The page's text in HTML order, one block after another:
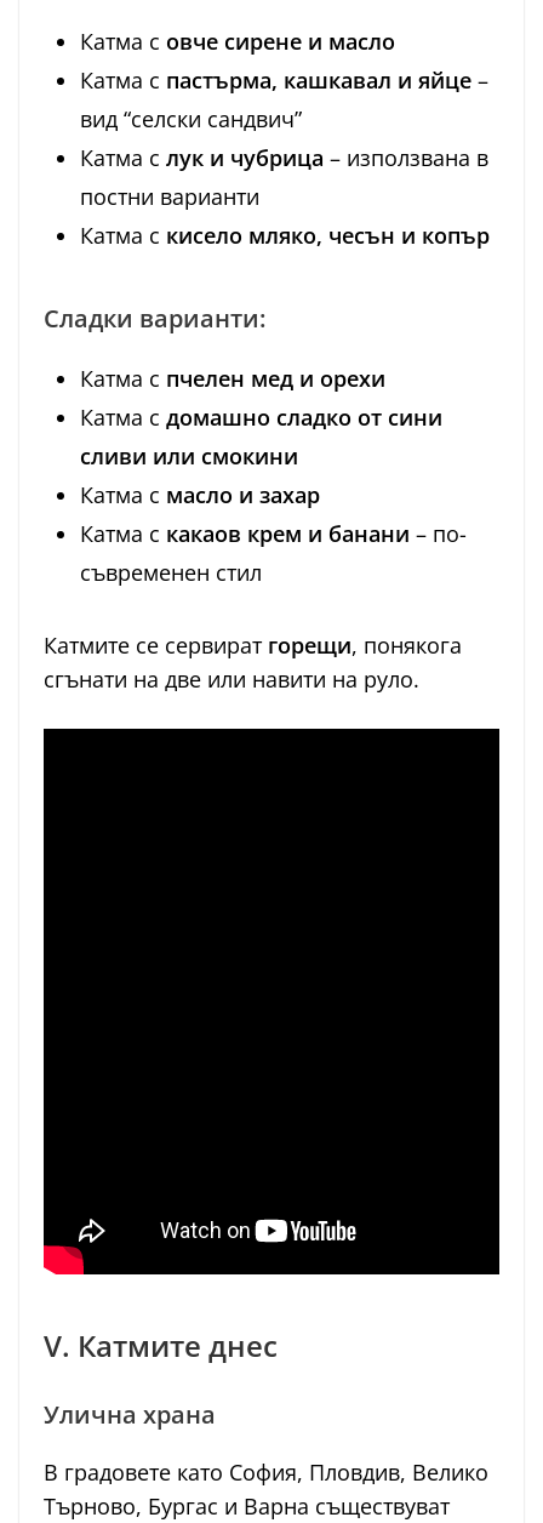
Катма с овче сирене и масло
Катма с пастърма, кашкавал и яйце –
вид “селски сандвич”
Катма с лук и чубрица – използвана в
постни варианти
Катма с кисело мляко, чесън и копър
Сладки варианти:
Катма с пчелен мед и орехи
Катма с домашно сладко от сини
сливи или смокини
Катма с масло и захар
Катма с какаов крем и банани – по-
съвременен стил
Катмите се сервират горещи, понякога
сгънати на две или навити на руло.
V. Катмите днес
Улична храна
В градовете като София, Пловдив, Велико
Търново, Бургас и Варна съществуват